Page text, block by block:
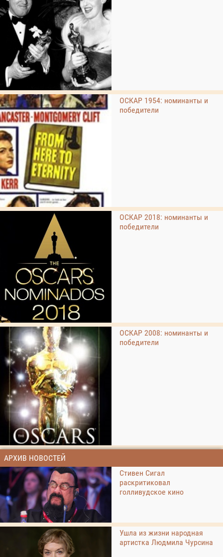
ОСКАР 1954: номинанты и
победители
ОСКАР 2018: номинанты и
победители
ОСКАР 2008: номинанты и
победители
АРХИВ НОВОСТЕЙ
Стивен Сигал
раскритиковал
голливудское кино
Ушла из жизни народная
артистка Людмила Чурсина